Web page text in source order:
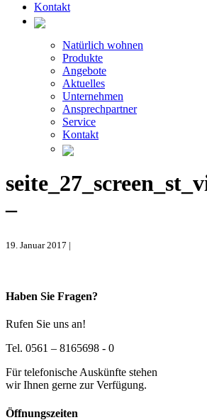
Kontakt
Natürlich wohnen
Produkte
Angebote
Aktuelles
Unternehmen
Ansprechpartner
Service
Kontakt
–
19. Januar 2017 |
Haben Sie Fragen?
Rufen Sie uns an!
Tel. 0561 – 8165698 - 0
Für telefonische Auskünfte stehen
wir Ihnen gerne zur Verfügung.
Öffnungszeiten